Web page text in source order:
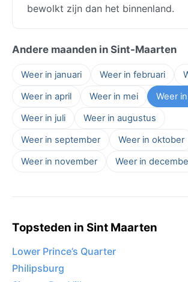
bewolkt zijn dan het binnenland.
Andere maanden in Sint-Maarten
Weer in januari Weer in februari
Weer in april
Weer in mei
Weer
Weer in juli
Weer in augustus
Weer in september
Weer in oktober
Weer in november
Weer in
Topsteden in Sint Maarten
Lower Prince’s Quarter
Philipsburg